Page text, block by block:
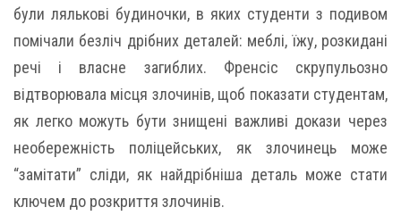
були лялькові будиночки, в яких студенти з подивом
помічали безліч дрібних деталей: меблі, їжу, розкидані
речі і власне загиблих. Френсіс скрупульозно
відтворювала місця злочинів, щоб показати студентам,
як легко можуть бути знищені важливі докази через
необережність поліцейських, як злочинець може
“замітати” сліди, як найдрібніша деталь може стати
ключем до розкриття злочинів.